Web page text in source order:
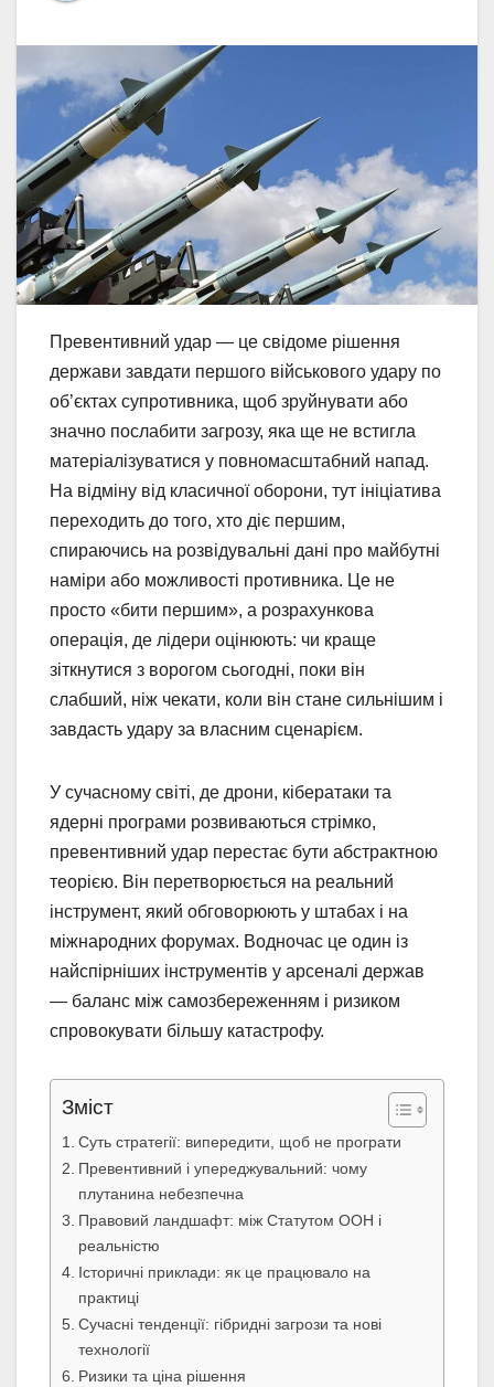
Превентивний удар — це свідоме рішення
держави завдати першого військового удару по
об’єктах супротивника, щоб зруйнувати або
значно послабити загрозу, яка ще не встигла
матеріалізуватися у повномасштабний напад.
На відміну від класичної оборони, тут ініціатива
переходить до того, хто діє першим,
спираючись на розвідувальні дані про майбутні
наміри або можливості противника. Це не
просто «бити першим», а розрахункова
операція, де лідери оцінюють: чи краще
зіткнутися з ворогом сьогодні, поки він
слабший, ніж чекати, коли він стане сильнішим і
завдасть удару за власним сценарієм.
У сучасному світі, де дрони, кібератаки та
ядерні програми розвиваються стрімко,
превентивний удар перестає бути абстрактною
теорією. Він перетворюється на реальний
інструмент, який обговорюють у штабах і на
міжнародних форумах. Водночас це один із
найспірніших інструментів у арсеналі держав
— баланс між самозбереженням і ризиком
спровокувати більшу катастрофу.
Зміст
Суть стратегії: випередити, щоб не програти
Превентивний і упереджувальний: чому
плутанина небезпечна
Правовий ландшафт: між Статутом ООН і
реальністю
Історичні приклади: як це працювало на
практиці
Сучасні тенденції: гібридні загрози та нові
технології
Ризики та ціна рішення